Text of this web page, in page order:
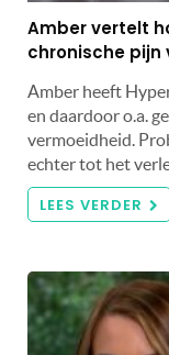
Amber vertelt
chronische pijn
Amber heeft
en daardoor o.a.
vermoeidheid.
echter tot het
LEES VERDER